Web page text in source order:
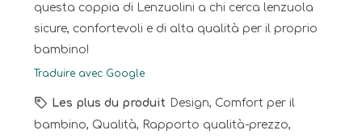
questa coppia di Lenzuolini a chi cerca lenzuola
sicure, confortevoli e di alta qualità per il proprio
bambino!
Traduire avec Google
Les plus du produit
Design, Comfort per il
bambino, Qualità, Rapporto qualità-prezzo,